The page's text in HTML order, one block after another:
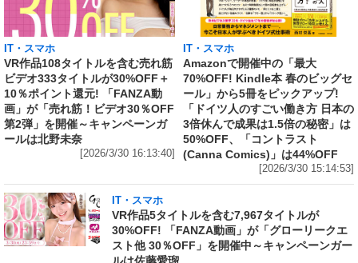
IT・スマホ
VR作品108タイトルを含む売れ筋
ビデオ333タイトルが30%OFF＋
10％ポイント還元! 「FANZA動
画」が「売れ筋！ビデオ30％OFF
第2弾」を開催～キャンペーンガ
ールは北野未奈
[2026/3/30 16:13:40]
IT・スマホ
Amazonで開催中の「最大
70%OFF! Kindle本 春のビッグセ
ール」から5冊をピックアップ!
「ドイツ人のすごい働き方 日本の
3倍休んで成果は1.5倍の秘密」は
50%OFF、「コントラスト
(Canna Comics)」は44%OFF
[2026/3/30 15:14:53]
IT・スマホ
VR作品5タイトルを含む7,967タイトルが
30%OFF! 「FANZA動画」が「グローリークエ
スト他 30％OFF」を開催中～キャンペーンガー
ルは佐藤愛瑠